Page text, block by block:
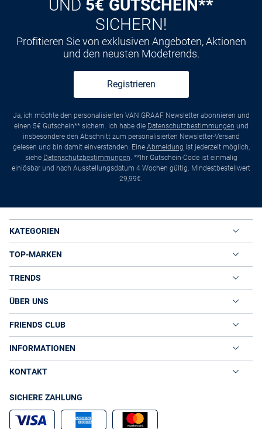
UND 5€ GUTSCHEIN**
SICHERN!
Profitieren Sie von exklusiven Angeboten, Aktionen
und den neusten Modetrends.
Registrieren
Ja, ich möchte den personalisierten VAN GRAAF Newsletter abonnieren und
einen 5€ Gutschein** sichern. Ich habe die Datenschutzbestimmungen und
insbesondere den Abschnitt zum personalisierten Newsletter-Versand
gelesen und bin damit einverstanden. Eine Abmeldung ist jederzeit möglich,
siehe Datenschutzbestimmungen . **Ihr Gutschein-Code ist einmalig
einlösbar und nach Ausstellungsdatum 4 Wochen gültig. Mindestbestellwert
29,99€.
KATEGORIEN
TOP-MARKEN
TRENDS
ÜBER UNS
FRIENDS CLUB
INFORMATIONEN
KONTAKT
SICHERE ZAHLUNG